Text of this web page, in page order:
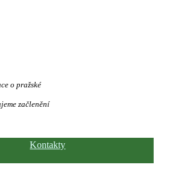
o pražské
začlenění
Kontakty